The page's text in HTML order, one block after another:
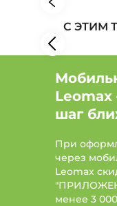
С ЭТИМ
шаг
При
через
Leomax
менее 3